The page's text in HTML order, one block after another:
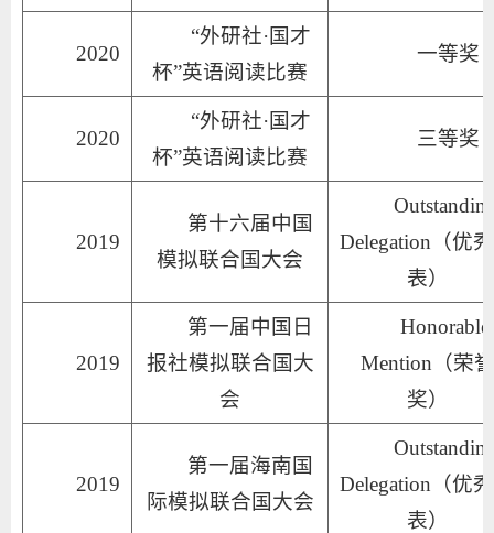
2020
“外研社·国才
杯”英语阅读比赛
一等奖
2020
“外研社·国才
杯”英语阅读比赛
三等奖
2019
第十六届中国
模拟联合国大会
Delegation（优
表）
2019
第一届中国日
报社模拟联合国大
会
Mention（荣誉
奖）
2019
第一届海南国
际模拟联合国大会
Delegation（优
表）